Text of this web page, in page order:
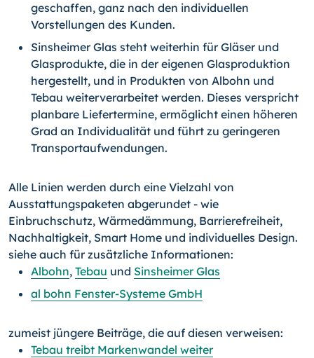
geschaffen, ganz nach den individuellen
Vorstellungen des Kunden.
Sinsheimer Glas steht weiterhin für Gläser und
Glasprodukte, die in der eigenen Glasproduktion
hergestellt, und in Produkten von Albohn und
Tebau weiterverarbeitet werden. Dieses verspricht
planbare Liefertermine, ermöglicht einen höheren
Grad an Individualität und führt zu geringeren
Transportaufwendungen.
Alle Linien werden durch eine Vielzahl von
Ausstattungspaketen abgerundet - wie
Einbruchschutz, Wärmedämmung, Barrierefreiheit,
Nachhaltigkeit, Smart Home und individuelles Design.
siehe auch für zusätzliche Informationen:
Albohn, Tebau und Sinsheimer Glas
al bohn Fenster-Systeme GmbH
zumeist jüngere Beiträge, die auf diesen verweisen:
Tebau treibt Markenwandel weiter